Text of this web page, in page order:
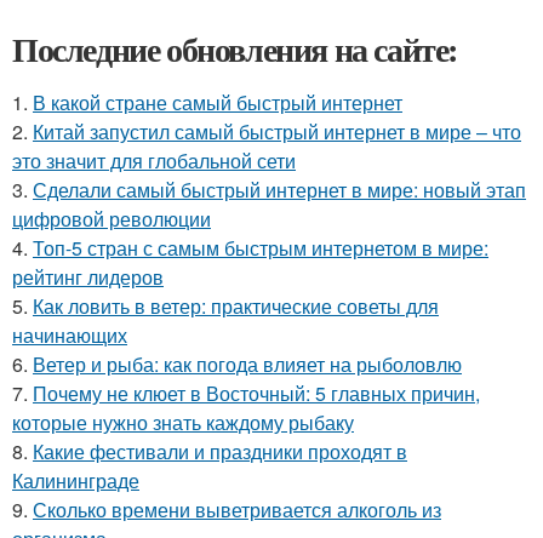
Последние обновления на сайте:
1. В какой стране самый быстрый интернет
2. Китай запустил самый быстрый интернет в мире – что
это значит для глобальной сети
3. Сделали самый быстрый интернет в мире: новый этап
цифровой революции
4. Топ-5 стран с самым быстрым интернетом в мире:
рейтинг лидеров
5. Как ловить в ветер: практические советы для
начинающих
6. Ветер и рыба: как погода влияет на рыболовлю
7. Почему не клюет в Восточный: 5 главных причин,
которые нужно знать каждому рыбаку
8. Какие фестивали и праздники проходят в
Калининграде
9. Сколько времени выветривается алкоголь из